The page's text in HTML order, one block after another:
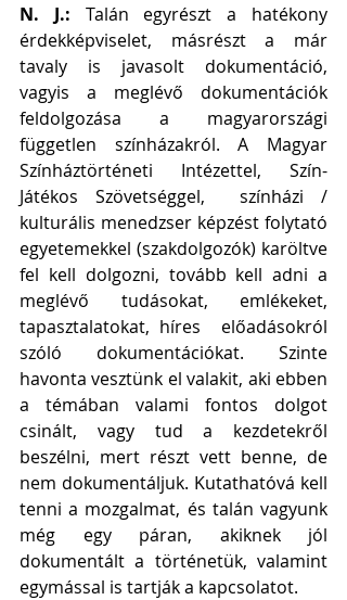
N. J.: Talán egyrészt a hatékony
érdekképviselet, másrészt a már
tavaly is javasolt dokumentáció,
vagyis a meglévő dokumentációk
feldolgozása a magyarországi
független színházakról. A Magyar
Színháztörténeti Intézettel, Szín-
Játékos Szövetséggel,  színházi /
kulturális menedzser képzést folytató
egyetemekkel (szakdolgozók) karöltve
fel kell dolgozni, tovább kell adni a
meglévő tudásokat, emlékeket,
tapasztalatokat, híres  előadásokról
szóló dokumentációkat. Szinte
havonta vesztünk el valakit, aki ebben
a témában valami fontos dolgot
csinált, vagy tud a kezdetekről
beszélni, mert részt vett benne, de
nem dokumentáljuk. Kutathatóvá kell
tenni a mozgalmat, és talán vagyunk
még egy páran, akiknek jól
dokumentált a történetük, valamint
egymással is tartják a kapcsolatot.